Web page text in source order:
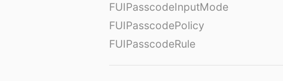
FUIPasscodeInputMode
FUIPasscodePolicy
FUIPasscodeRule